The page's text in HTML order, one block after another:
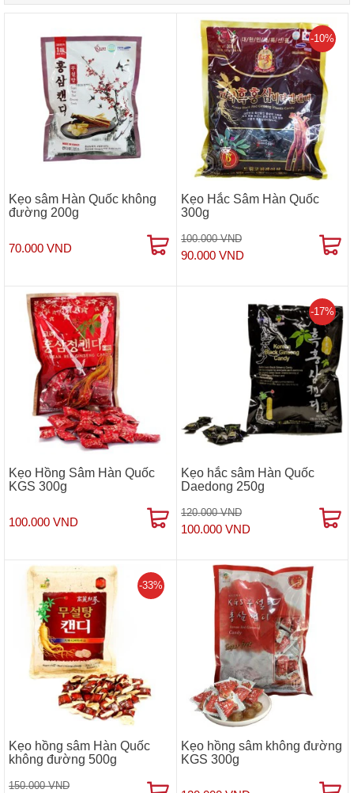
Kẹo sâm Hàn Quốc không
đường 200g
70.000 VND
Kẹo Hắc Sâm Hàn Quốc
300g
100.000 VND
90.000 VND
-10%
Kẹo Hồng Sâm Hàn Quốc
KGS 300g
100.000 VND
Kẹo hắc sâm Hàn Quốc
Daedong 250g
120.000 VND
100.000 VND
-17%
Kẹo hồng sâm Hàn Quốc
không đường 500g
150.000 VND
-33%
Kẹo hồng sâm không đường
KGS 300g